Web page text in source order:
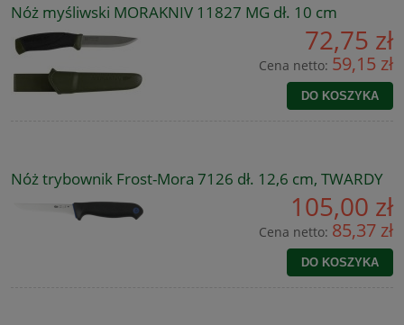
Nóż myśliwski MORAKNIV 11827 MG dł. 10 cm
72,75 zł
Cena netto: 59,15 zł
DO KOSZYKA
Nóż trybownik Frost-Mora 7126 dł. 12,6 cm, TWARDY
105,00 zł
Cena netto: 85,37 zł
DO KOSZYKA